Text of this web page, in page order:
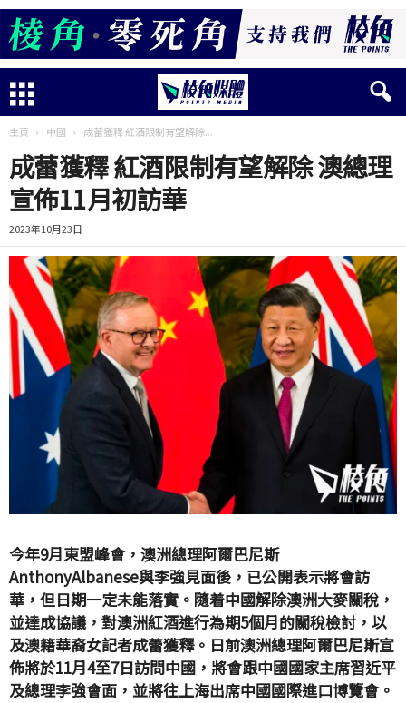
主頁 中國 成蕾獲釋 紅酒限制有望解除...
成蕾獲釋 紅酒限制有望解除 澳總理
宣佈11月初訪華
2023年10月23日
今年9月東盟峰會，澳洲總理阿爾巴尼斯
AnthonyAlbanese與李強見面後，已公開表示將會訪
華，但日期一定未能落實。隨着中國解除澳洲大麥關稅，
並達成協議，對澳洲紅酒進行為期5個月的關稅檢討，以
及澳籍華裔女記者成蕾獲釋。日前澳洲總理阿爾巴尼斯宣
佈將於11月4至7日訪問中國，將會跟中國國家主席習近平
及總理李強會面，並將往上海出席中國國際進口博覽會。